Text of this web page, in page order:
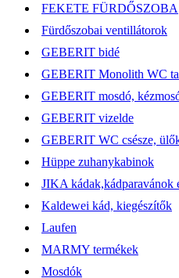
FEKETE FÜRDŐSZOBA
Fürdőszobai ventillátorok
GEBERIT bidé
GEBERIT Monolith WC
GEBERIT mosdó,
GEBERIT vizelde
GEBERIT WC csésze,
Hüppe zuhanykabinok
JIKA kádak,kádparavánok
Kaldewei kád, kiegészítők
Laufen
MARMY termékek
Mosdók